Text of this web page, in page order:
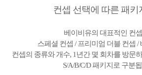
컨셉 선택에 따른 패키
베이비유의 대표적인 컨
스페셜 컨셉 / 프리미엄 더블 컨셉 /
컨셉의 종류와 개수, 1년간 몇 회차를 방문
S/A/B/C/D 패키지로 구분